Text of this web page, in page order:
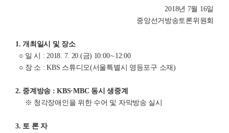
2018년 7월 16일
중앙선거방송토론위원회
1. 개최일시 및 장소
○ 일 시 : 2018. 7. 20.(금) 10:00∼12:00
○ 장 소 : KBS 스튜디오(서울특별시 영등포구 소재)
2. 중계방송 : KBS·MBC 동시 생중계
※ 청각장애인을 위한 수어 및 자막방송 실시
3. 토 론 자